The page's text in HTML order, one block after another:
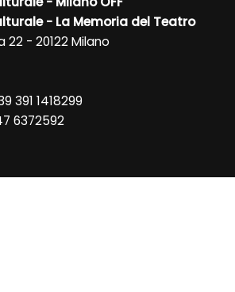
- La Memoria del Teatro
22 - 20122 Milano
391 1418299
6372592